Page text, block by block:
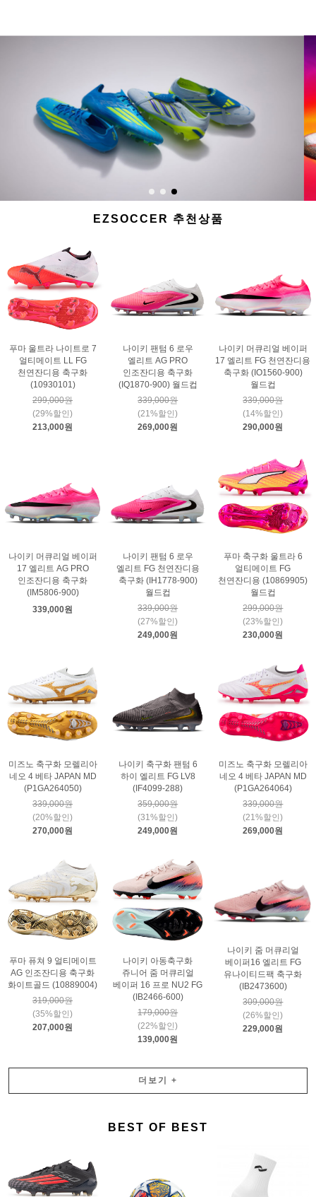
EZSOCCER 추천상품
푸마 울트라 나이트로 7
얼티메이트 LL FG
천연잔디용 축구화
(10930101)
299,000원
(29%할인)
213,000원
나이키 팬텀 6 로우
엘리트 AG PRO
인조잔디용 축구화
(IQ1870-900) 월드컵
339,000원
(21%할인)
269,000원
나이키 머큐리얼 베이퍼
17 엘리트 FG 천연잔디용
축구화 (IO1560-900)
월드컵
339,000원
(14%할인)
290,000원
나이키 머큐리얼 베이퍼
17 엘리트 AG PRO
인조잔디용 축구화
(IM5806-900)
339,000원
나이키 팬텀 6 로우
엘리트 FG 천연잔디용
축구화 (IH1778-900)
월드컵
339,000원
(27%할인)
249,000원
푸마 축구화 울트라 6
얼티메이트 FG
천연잔디용 (10869905)
월드컵
299,000원
(23%할인)
230,000원
미즈노 축구화 모렐리아
네오 4 베타 JAPAN MD
(P1GA264050)
339,000원
(20%할인)
270,000원
나이키 축구화 팬텀 6
하이 엘리트 FG LV8
(IF4099-288)
359,000원
(31%할인)
249,000원
미즈노 축구화 모렐리아
네오 4 베타 JAPAN MD
(P1GA264064)
339,000원
(21%할인)
269,000원
푸마 퓨쳐 9 얼티메이트
AG 인조잔디용 축구화
화이트골드 (10889004)
319,000원
(35%할인)
207,000원
나이키 아동축구화
쥬니어 줌 머큐리얼
베이퍼 16 프로 NU2 FG
(IB2466-600)
179,000원
(22%할인)
139,000원
나이키 줌 머큐리얼
베이퍼16 엘리트 FG
유나이티드팩 축구화
(IB2473600)
309,000원
(26%할인)
229,000원
더보기 +
BEST OF BEST